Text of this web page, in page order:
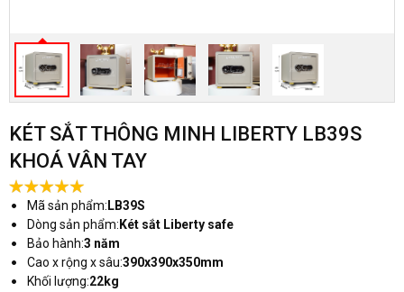
KÉT SẮT THÔNG MINH LIBERTY LB39S
KHOÁ VÂN TAY
Mã sản phẩm: LB39S
Dòng sản phẩm: Két sắt Liberty safe
Bảo hành:3 năm
Cao x rộng x sâu:390x390x350mm
Khối lượng:22kg